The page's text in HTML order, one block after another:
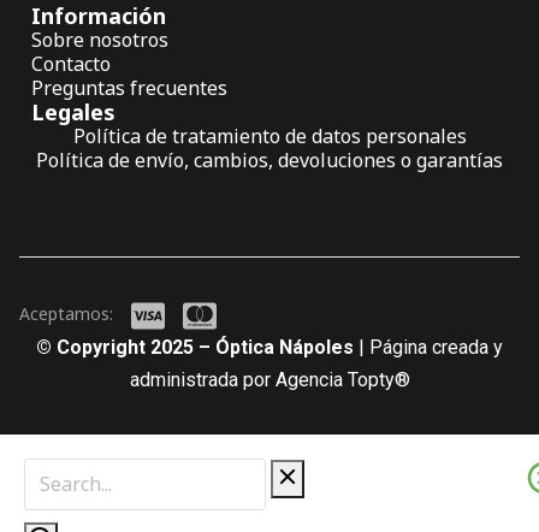
Información
Sobre nosotros
Contacto
Preguntas frecuentes
Legales
Política de tratamiento de datos personales
Política de envío, cambios, devoluciones o garantías
© Copyright 2025 – Óptica Nápoles | Página creada y
administrada por Agencia Topty®
Aceptamos: